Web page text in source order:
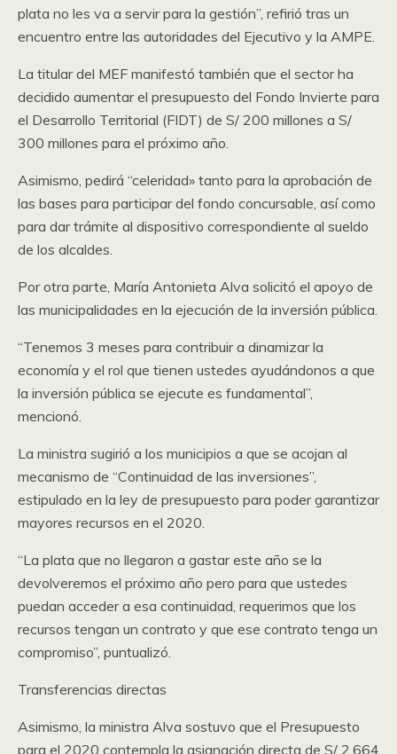
plata no les va a servir para la gestión”, refirió tras un
encuentro entre las autoridades del Ejecutivo y la AMPE.
La titular del MEF manifestó también que el sector ha
decidido aumentar el presupuesto del Fondo Invierte para
el Desarrollo Territorial (FIDT) de S/ 200 millones a S/
300 millones para el próximo año.
Asimismo, pedirá “celeridad» tanto para la aprobación de
las bases para participar del fondo concursable, así como
para dar trámite al dispositivo correspondiente al sueldo
de los alcaldes.
Por otra parte, María Antonieta Alva solicitó el apoyo de
las municipalidades en la ejecución de la inversión pública.
“Tenemos 3 meses para contribuir a dinamizar la
economía y el rol que tienen ustedes ayudándonos a que
la inversión pública se ejecute es fundamental”,
mencionó.
La ministra sugirió a los municipios a que se acojan al
mecanismo de “Continuidad de las inversiones”,
estipulado en la ley de presupuesto para poder garantizar
mayores recursos en el 2020.
“La plata que no llegaron a gastar este año se la
devolveremos el próximo año pero para que ustedes
puedan acceder a esa continuidad, requerimos que los
recursos tengan un contrato y que ese contrato tenga un
compromiso”, puntualizó.
Transferencias directas
Asimismo, la ministra Alva sostuvo que el Presupuesto
para el 2020 contempla la asignación directa de S/ 2,664